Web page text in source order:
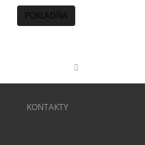
POKLADŇA
KONTAKTY